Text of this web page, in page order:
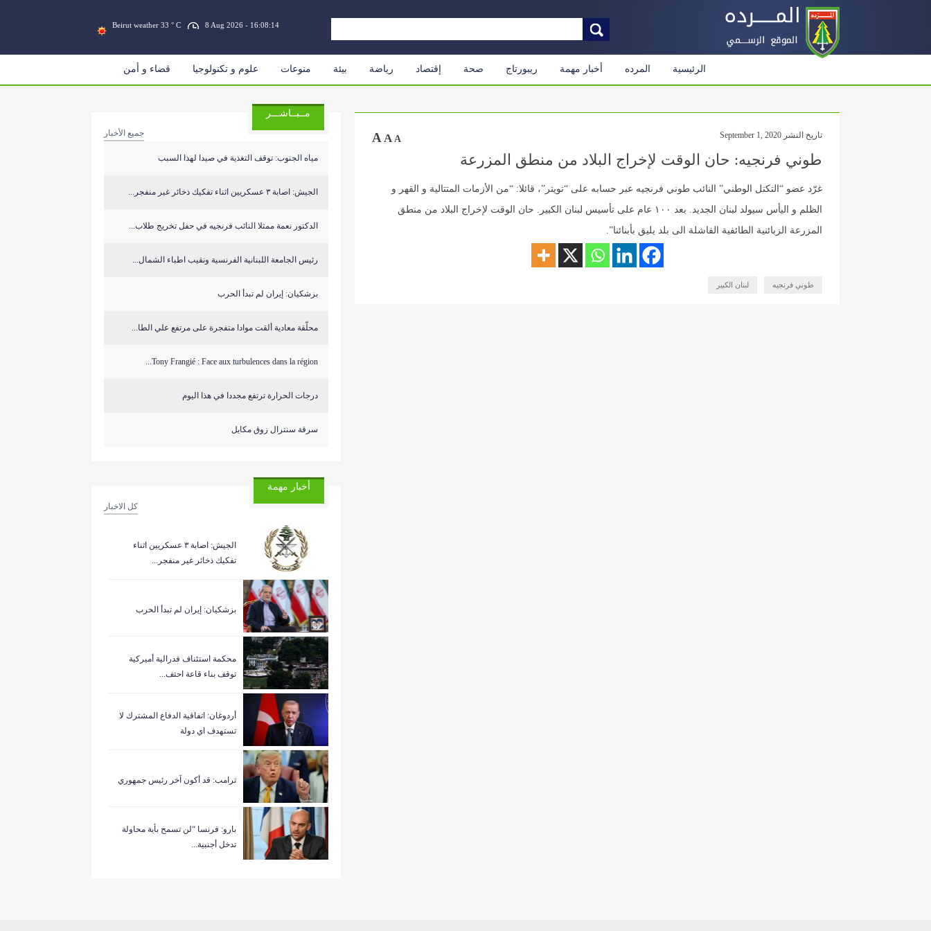
Beirut weather 33 ° C 8 Aug 2026 - 16:08:15
الرئيسية المرده أخبار مهمة ريبورتاج صحة إقتصاد رياضة بيئة منوعات علوم و تكنولوجيا قضاء و أمن
تاريخ النشر September 1, 2020 A A A
طوني فرنجيه: حان الوقت لإخراج البلاد من منطق المزرعة
غرّد عضو “التكتل الوطني” النائب طوني فرنجيه عبر حسابه على “تويتر”، قائلا: “من الأزمات المتتالية و القهر و
الظلم و اليأس سيولد لبنان الجديد. بعد ١٠٠ عام على تأسيس لبنان الكبير. حان الوقت لإخراج البلاد من منطق
المزرعة الزبائنية الطائفية الفاشلة الى بلد يليق بأبنائنا”.
طوني فرنجيه لبنان الكبير
مــبــاشـــر
جميع الأخبار
مياه الجنوب: توقف التغذية في صيدا لهذا السبب
الجيش: اصابة ٣ عسكريين اثناء تفكيك ذخائر غير منفجر...
الدكتور نعمة ممثلا النائب فرنجيه في حفل تخريج طلاب...
رئيس الجامعة اللبنانية الفرنسية ونقيب اطباء الشمال...
بزشكيان: إيران لم تبدأ الحرب
محلّقة معادية ألقت موادا متفجرة على مرتفع علي الطا...
Tony Frangié : Face aux turbulences dans la région...
درجات الحرارة ترتفع مجددا في هذا اليوم
سرقة سنترال زوق مكايل
أخبار مهمة
كل الاخبار
الجيش: اصابة ٣ عسكريين اثناء
تفكيك ذخائر غير منفجر...
بزشكيان: إيران لم تبدأ الحرب
‏محكمة استئناف فدرالية أميركية
توقف بناء قاعة احتف...
أردوغان: اتفاقية الدفاع المشترك لا
تستهدف اي دولة
ترامب: قد أكون آخر رئيس جمهوري
بارو: فرنسا “لن تسمح بأية محاولة
تدخل أجنبية...